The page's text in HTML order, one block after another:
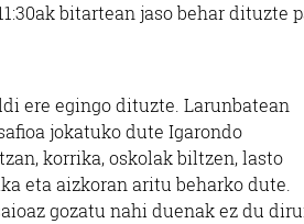
bitartean jaso behar dituzte
ere egingo dituzte. Larunbatean
jokatuko dute Igarondo
korrika, oskolak biltzen, lasto
eta aizkoran aritu beharko dute.
gozatu nahi duenak ez du